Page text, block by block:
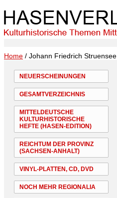
Home / Johann Friedrich Struensee
NEUERSCHEINUNGEN
GESAMTVERZEICHNIS
MITTELDEUTSCHE
KULTURHISTORISCHE
HEFTE (HASEN-EDITION)
REICHTUM DER PROVINZ
(SACHSEN-ANHALT)
VINYL-PLATTEN, CD, DVD
NOCH MEHR REGIONALIA